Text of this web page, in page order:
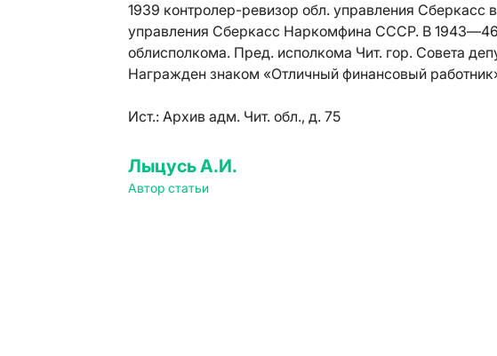
1939 контролер-ревизор обл. управления Сберкасс
управления Сберкасс Наркомфина СССР. В 1943—46
облисполкома. Пред. исполкома Чит. гор. Совета
Награжден знаком «Отличный финансовый
Ист.: Архив адм. Чит. обл., д. 75
Лыцусь А.И.
Автор статьи